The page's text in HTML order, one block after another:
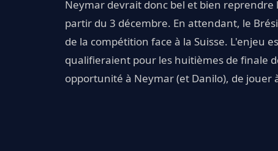
Neymar devrait donc bel et bien reprendre
partir du 3 décembre. En attendant, le
de la compétition face à la Suisse. L'enjeu
qualifieraient pour les huitièmes de finale
opportunité à Neymar (et Danilo), de jouer